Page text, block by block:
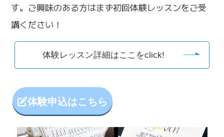
す。ご興味のある方はまず初回体験レッスンをご受
講ください！
体験レッスン詳細はここをclick!
体験申込はこちら